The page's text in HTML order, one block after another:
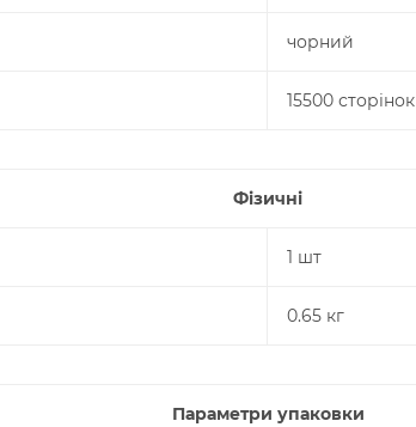
чорний
15500 сторінок
Фізичні
1 шт
0.65 кг
Параметри упаковки